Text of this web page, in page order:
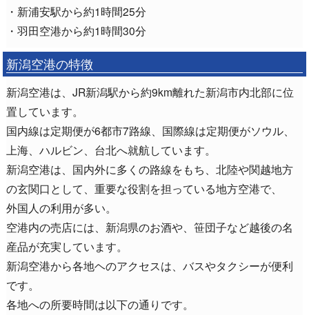
・新浦安駅から約1時間25分
・羽田空港から約1時間30分
新潟空港の特徴
新潟空港は、JR新潟駅から約9km離れた新潟市内北部に位
置しています。
国内線は定期便が6都市7路線、国際線は定期便がソウル、
上海、ハルビン、台北へ就航しています。
新潟空港は、国内外に多くの路線をもち、北陸や関越地方
の玄関口として、重要な役割を担っている地方空港で、
外国人の利用が多い。
空港内の売店には、新潟県のお酒や、笹団子など越後の名
産品が充実しています。
新潟空港から各地ヘのアクセスは、バスやタクシーが便利
です。
各地への所要時間は以下の通りです。